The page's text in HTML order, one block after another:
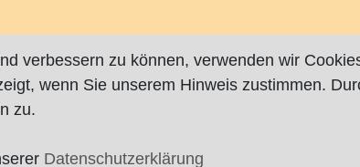
verbessern zu können, verwenden wir
wenn Sie unserem Hinweis zustimmen.
zu.
Datenschutzerklärung